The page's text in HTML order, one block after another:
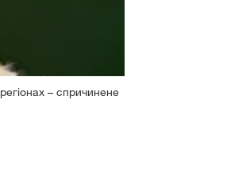
– спричинене